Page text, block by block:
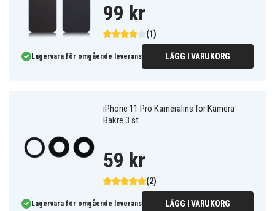
(1)
99 kr
Lagervara för omgående leverans LÄGG I VARUKORG
iPhone 11 Pro Kameralins för Kamera
Bakre 3 st
(2)
59 kr
Lagervara för omgående leverans LÄGG I VARUKORG